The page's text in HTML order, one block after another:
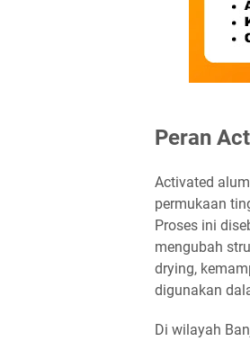
Peran
Activated
permukaan
Proses ini
mengubah
drying,
digunakan
Di wilayah